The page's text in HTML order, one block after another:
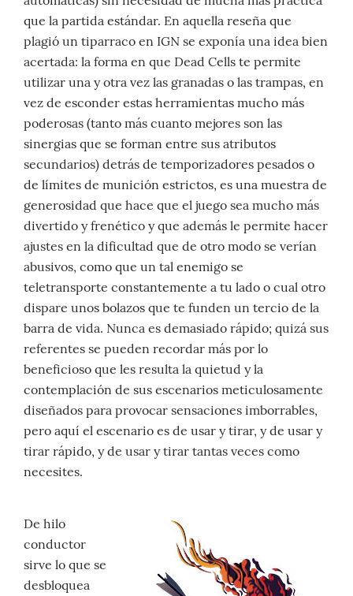
que la partida estándar. En aquella reseña que
plagió un tiparraco en IGN se exponía una idea bien
acertada: la forma en que Dead Cells te permite
utilizar una y otra vez las granadas o las trampas, en
vez de esconder estas herramientas mucho más
poderosas (tanto más cuanto mejores son las
sinergias que se forman entre sus atributos
secundarios) detrás de temporizadores pesados o
de límites de munición estrictos, es una muestra de
generosidad que hace que el juego sea mucho más
divertido y frenético y que además le permite hacer
ajustes en la dificultad que de otro modo se verían
abusivos, como que un tal enemigo se
teletransporte constantemente a tu lado o cual otro
dispare unos bolazos que te funden un tercio de la
barra de vida. Nunca es demasiado rápido; quizá sus
referentes se pueden recordar más por lo
beneficioso que les resulta la quietud y la
contemplación de sus escenarios meticulosamente
diseñados para provocar sensaciones imborrables,
pero aquí el escenario es de usar y tirar, y de usar y
tirar rápido, y de usar y tirar tantas veces como
necesites.
De hilo
conductor
sirve lo que se
desbloquea